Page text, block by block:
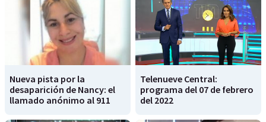
Nueva pista por la
desaparición de Nancy: el
llamado anónimo al 911
Telenueve Central:
programa del 07 de febrero
del 2022